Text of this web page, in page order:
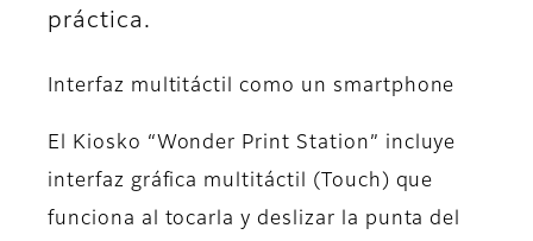
práctica.
Interfaz multitáctil como un smartphone
El Kiosko “Wonder Print Station” incluye
interfaz gráfica multitáctil (Touch) que
funciona al tocarla y deslizar la punta del